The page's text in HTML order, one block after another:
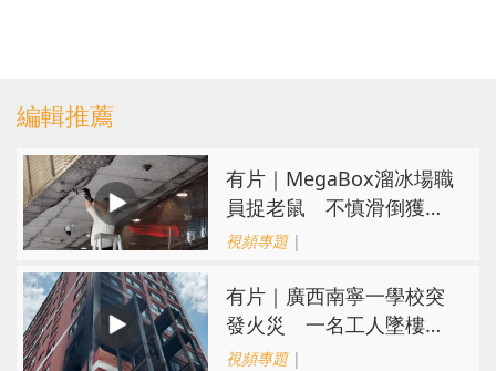
編輯推薦
有片｜MegaBox溜冰場職
員捉老鼠 不慎滑倒獲網
民讚盡責
視頻專題|
有片｜廣西南寧一學校突
發火災 一名工人墜樓已
被送醫
視頻專題|